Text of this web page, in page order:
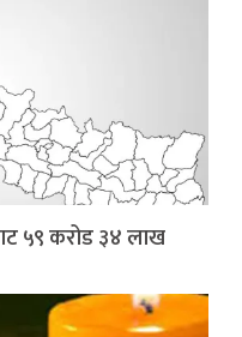
५९ करोड ३४ लाख